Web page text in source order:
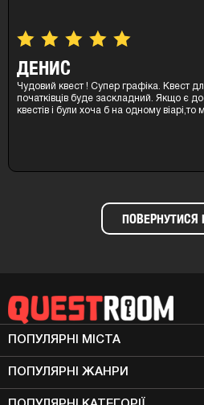
ДЕНИС
Чудовий квест ! Супер графіка. Квест
початківців буде заскладний. Якщо є
квестів і були хоча б на одному віарі,то
ПОВЕРНУТИСЯ
ПОПУЛЯРНІ МIСТА
ПОПУЛЯРНІ ЖАНРИ